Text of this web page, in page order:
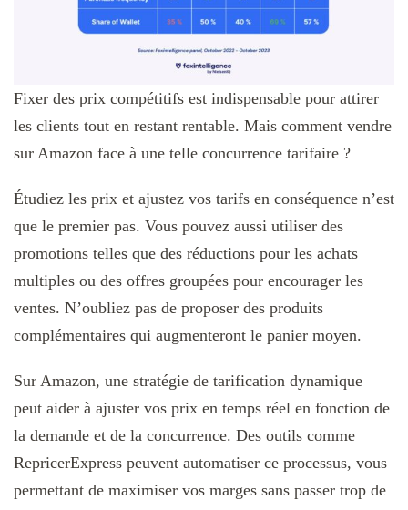
Fixer des prix compétitifs est indispensable pour attirer
les clients tout en restant rentable. Mais comment vendre
sur Amazon face à une telle concurrence tarifaire ?
Étudiez les prix et ajustez vos tarifs en conséquence n’est
que le premier pas. Vous pouvez aussi utiliser des
promotions telles que des réductions pour les achats
multiples ou des offres groupées pour encourager les
ventes. N’oubliez pas de proposer des produits
complémentaires qui augmenteront le panier moyen.
Sur Amazon, une stratégie de tarification dynamique
peut aider à ajuster vos prix en temps réel en fonction de
la demande et de la concurrence. Des outils comme
RepricerExpress peuvent automatiser ce processus, vous
permettant de maximiser vos marges sans passer trop de